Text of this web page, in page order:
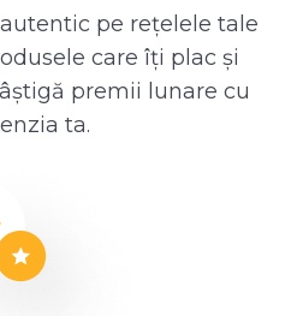
pe rețelele tale
care îți plac și
premii lunare cu
ta.